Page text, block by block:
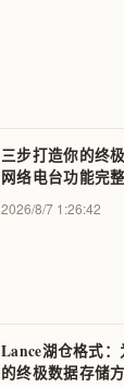
三步打造你的终
网络电台功能完
2026/8/7 1:26:42
Lance湖仓格式
的终极数据存储